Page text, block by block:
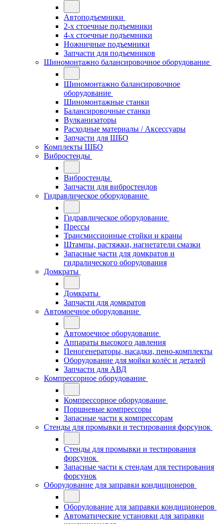
Автоподъемники
2-х стоечные подъемники
4-х стоечные подъемники
Ножничные подъемники
Запчасти для подъемников
Шиномонтажно балансировочное оборудование
Шиномонтажно балансировочное
оборудование
Шиномонтажные станки
Балансировочные станки
Вулканизаторы
Расходные материалы / Аксессуары
Запчасти для ШБО
Комплекты ШБО
Вибростенды
Вибростенды
Запчасти для вибростендов
Гидравлическое оборудование
Гидравлическое оборудование
Прессы
Трансмиссионные стойки и краны
Штампы, растяжки, нагнетатели смазки
Запасные части для домкратов и
гидралического оборудования
Домкраты
Домкраты
Запчасти для домкратов
Автомоечное оборудование
Автомоечное оборудование
Аппараты высокого давления
Пеногенераторы, насадки, пено-комплекты
Оборудование для мойки колёс и деталей
Запчасти для АВД
Компрессорное оборудование
Компрессорное оборудование
Поршневые компрессоры
Запасные части к компрессорам
Стенды для промывки и тестирования форсунок
Стенды для промывки и тестирования
форсунок
Запасные части к стендам для тестирования
форсунок
Оборудование для заправки кондиционеров
Оборудование для заправки кондиционеров
Автоматические установки для заправки